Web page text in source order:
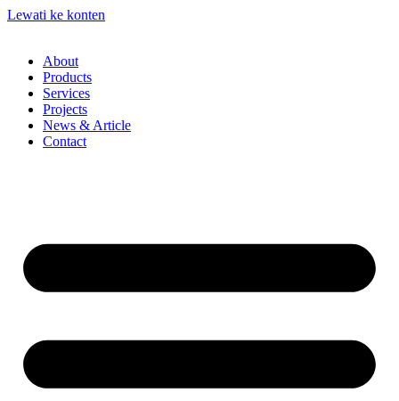
Lewati ke konten
About
Products
Services
Projects
News & Article
Contact